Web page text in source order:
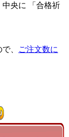
央に 「合格祈
、
ご注文数に